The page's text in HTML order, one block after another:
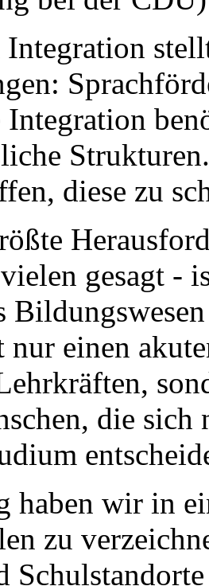
Integration
Integration
diese zu
gesagt -
nur einen
die sich
haben wir in
zu